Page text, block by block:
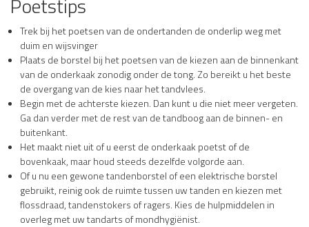
Trek bij het poetsen van de ondertanden de onderlip weg met
duim en wijsvinger
Plaats de borstel bij het poetsen van de kiezen aan de binnenkant
van de onderkaak zonodig onder de tong. Zo bereikt u het beste
de overgang van de kies naar het tandvlees.
Begin met de achterste kiezen. Dan kunt u die niet meer vergeten.
Ga dan verder met de rest van de tandboog aan de binnen- en
buitenkant.
Het maakt niet uit of u eerst de onderkaak poetst of de
bovenkaak, maar houd steeds dezelfde volgorde aan.
Of u nu een gewone tandenborstel of een elektrische borstel
gebruikt, reinig ook de ruimte tussen uw tanden en kiezen met
flossdraad, tandenstokers of ragers. Kies de hulpmiddelen in
overleg met uw tandarts of mondhygiënist.